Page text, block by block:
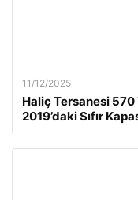
11/12/2025
Haliç Tersanesi 570
2019’daki Sıfır